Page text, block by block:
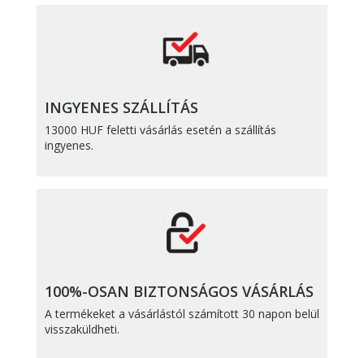
INGYENES SZÁLLÍTÁS
13000 HUF feletti vásárlás esetén a szállítás
ingyenes.
100%-OSAN BIZTONSÁGOS VÁSÁRLÁS
A termékeket a vásárlástól számított 30 napon belül
visszaküldheti.